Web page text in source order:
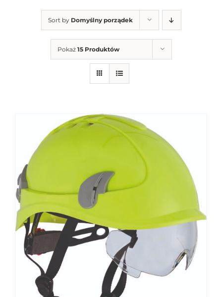
Sort by Domyślny porządek
Pokaż 15 Produktów